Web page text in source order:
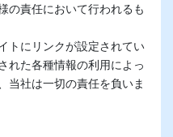
の責任において行われるも
トにリンクが設定されてい
れた各種情報の利用によっ
当社は一切の責任を負いま